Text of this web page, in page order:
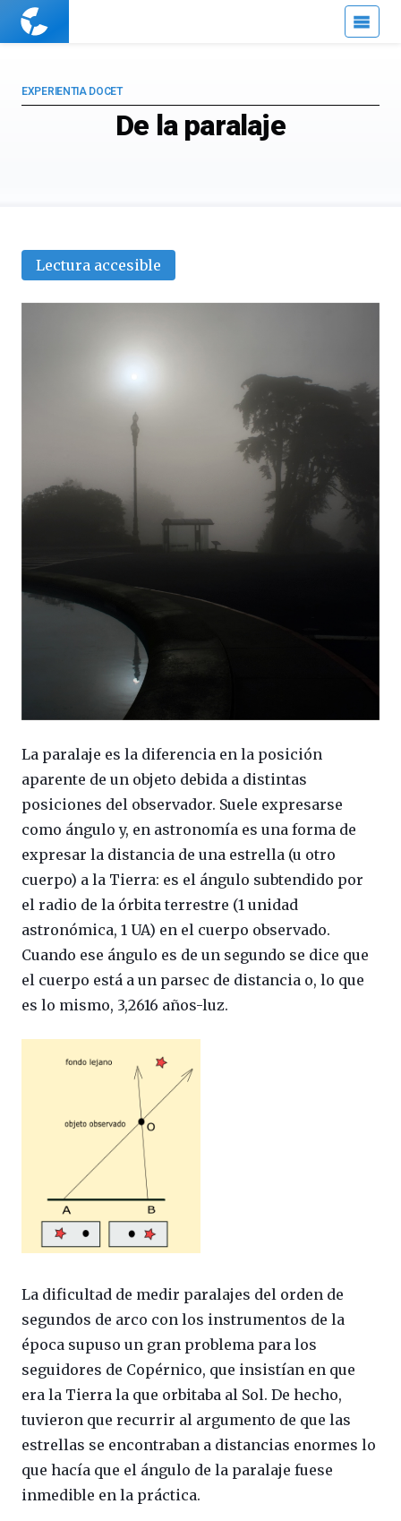
Cuaderno
De la paralaje
EXPERIENTIA DOCET
Lectura accesible
La paralaje es la diferencia en la posición
aparente de un objeto debida a distintas
posiciones del observador. Suele expresarse
como ángulo y, en astronomía es una forma de
expresar la distancia de una estrella (u otro
cuerpo) a la Tierra: es el ángulo subtendido por
el radio de la órbita terrestre (1 unidad
astronómica, 1 UA) en el cuerpo observado.
Cuando ese ángulo es de un segundo se dice que
el cuerpo está a un parsec de distancia o, lo que
es lo mismo, 3,2616 años-luz.
La dificultad de medir paralajes del orden de
segundos de arco con los instrumentos de la
época supuso un gran problema para los
seguidores de Copérnico, que insistían en que
era la Tierra la que orbitaba al Sol. De hecho,
tuvieron que recurrir al argumento de que las
estrellas se encontraban a distancias enormes lo
que hacía que el ángulo de la paralaje fuese
inmedible en la práctica.